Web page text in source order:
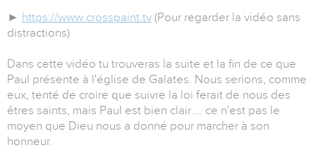
► https://www.crosspaint.tv (Pour regarder la vidéo sans
distractions)
Dans cette vidéo tu trouveras la suite et la fin de ce que
Paul présente à l'église de Galates. Nous serions, comme
eux, tenté de croire que suivre la loi ferait de nous des
êtres saints, mais Paul est bien clair.... ce n'est pas le
moyen que Dieu nous a donné pour marcher à son
honneur.